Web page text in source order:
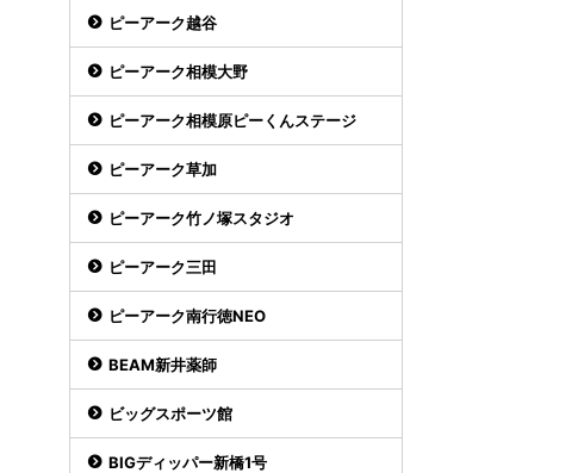
ピーアーク越谷
ピーアーク相模大野
ピーアーク相模原ピーくんステージ
ピーアーク草加
ピーアーク竹ノ塚スタジオ
ピーアーク三田
ピーアーク南行徳NEO
BEAM新井薬師
ビッグスポーツ館
BIGディッパー新橋1号